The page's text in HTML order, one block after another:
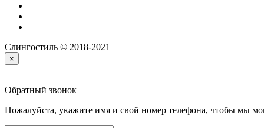
Слингостиль © 2018-2021
×
Обратный звонок
Пожалуйста, укажите имя и свой номер телефона, чтобы мы